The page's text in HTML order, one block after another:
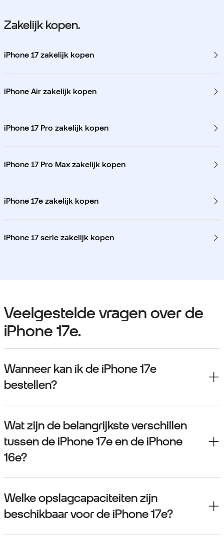
Zakelijk kopen.
iPhone 17 zakelijk kopen
iPhone Air zakelijk kopen
iPhone 17 Pro zakelijk kopen
iPhone 17 Pro Max zakelijk kopen
iPhone 17e zakelijk kopen
iPhone 17 serie zakelijk kopen
Veelgestelde vragen over de
iPhone 17e.
Wanneer kan ik de iPhone 17e
bestellen?
Wat zijn de belangrijkste verschillen
tussen de iPhone 17e en de iPhone
16e?
Welke opslagcapaciteiten zijn
beschikbaar voor de iPhone 17e?